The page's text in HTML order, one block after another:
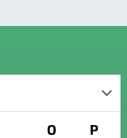
O P